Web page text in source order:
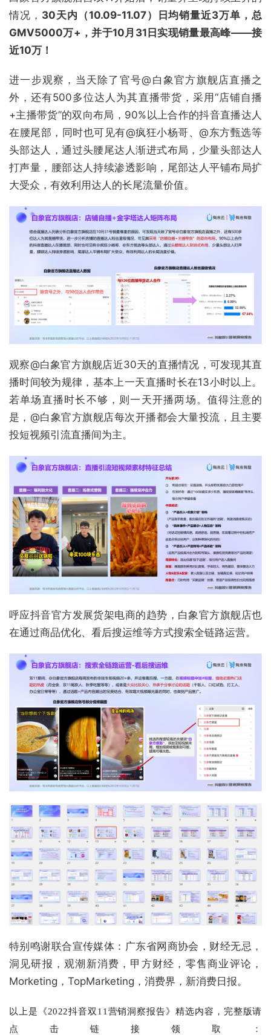
情况， 30天内（10.09-11.07）
日均销量近3万单，总
GMV5000万+，并于10月31日实现销量最高峰——接
近10万！
进一步观察，当天除了官号@白象官方旗舰店直播之
外，还有500多位达人为其直播带货，采用“店铺自播
+主播带货”的双向布局，90%以上合作的抖音直播达人
在腰尾部，同时也可见有@疯狂小杨哥、@东方甄选等
头部达人，通过头腰尾达人渐进式布局，少量头部达人
打声量，腰部达人持续渗透影响，尾部达人平铺布局扩
大受众，有效利用达人的长尾流量价值。
观察@白象官方旗舰店近30天的直播情况，可发现其直
播时间较为规律，基本上一天直播时长在13小时以上。
若单场直播时长不够，则一天开播两场。值得注意的
是，@白象官方旗舰店每次开播都会大量投流，且主要
投短视频引流直播间为主。
呼应抖音官方发展货架电商的趋势，白象官方旗舰店也
在通过商品优化、看后搜运维等方式搜索全链路运营。
特别鸣谢联合宣传媒体：广东省网商协会，财经无忌，
洞见研报，观潮新消费，甲方财经，零售商业评论，
Morketing，TopMarketing，消费界，新消费日报。
以上是《2022抖音双11营销洞察报告》精选内容，完整版请
点击链接领取：